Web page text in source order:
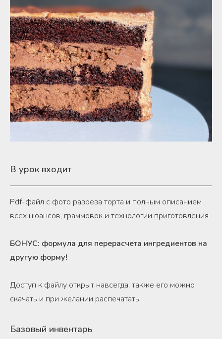
В урок входит
Pdf-файл с фото разреза торта и полным описанием
всех нюансов, граммовок и технологии приготовления.
БОНУС: формула для перерасчета ингредиентов на
другую форму!
Доступ к файлу открыт навсегда, также его можно
скачать и при желании распечатать.
Базовый инвентарь